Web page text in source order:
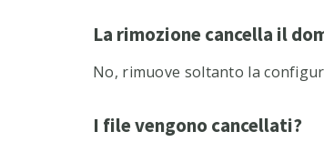
La rimozione cancella il
No, rimuove soltanto la
I file vengono cancellati?